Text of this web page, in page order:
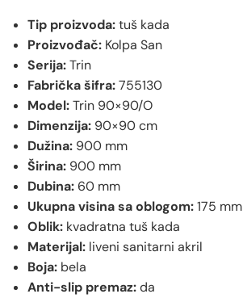
Tip proizvoda:tuš kada
Proizvođač: Kolpa San
Serija:Trin
Fabrička šifra:755130
Model:Trin 90×90/O
Dimenzija: 90×90 cm
Dužina: 900 mm
Širina: 900 mm
Dubina: 60 mm
Ukupna visina sa oblogom:175 mm
Oblik: kvadratna tuš kada
Materijal: liveni sanitarni akril
Boja: bela
Anti-slip premaz:da